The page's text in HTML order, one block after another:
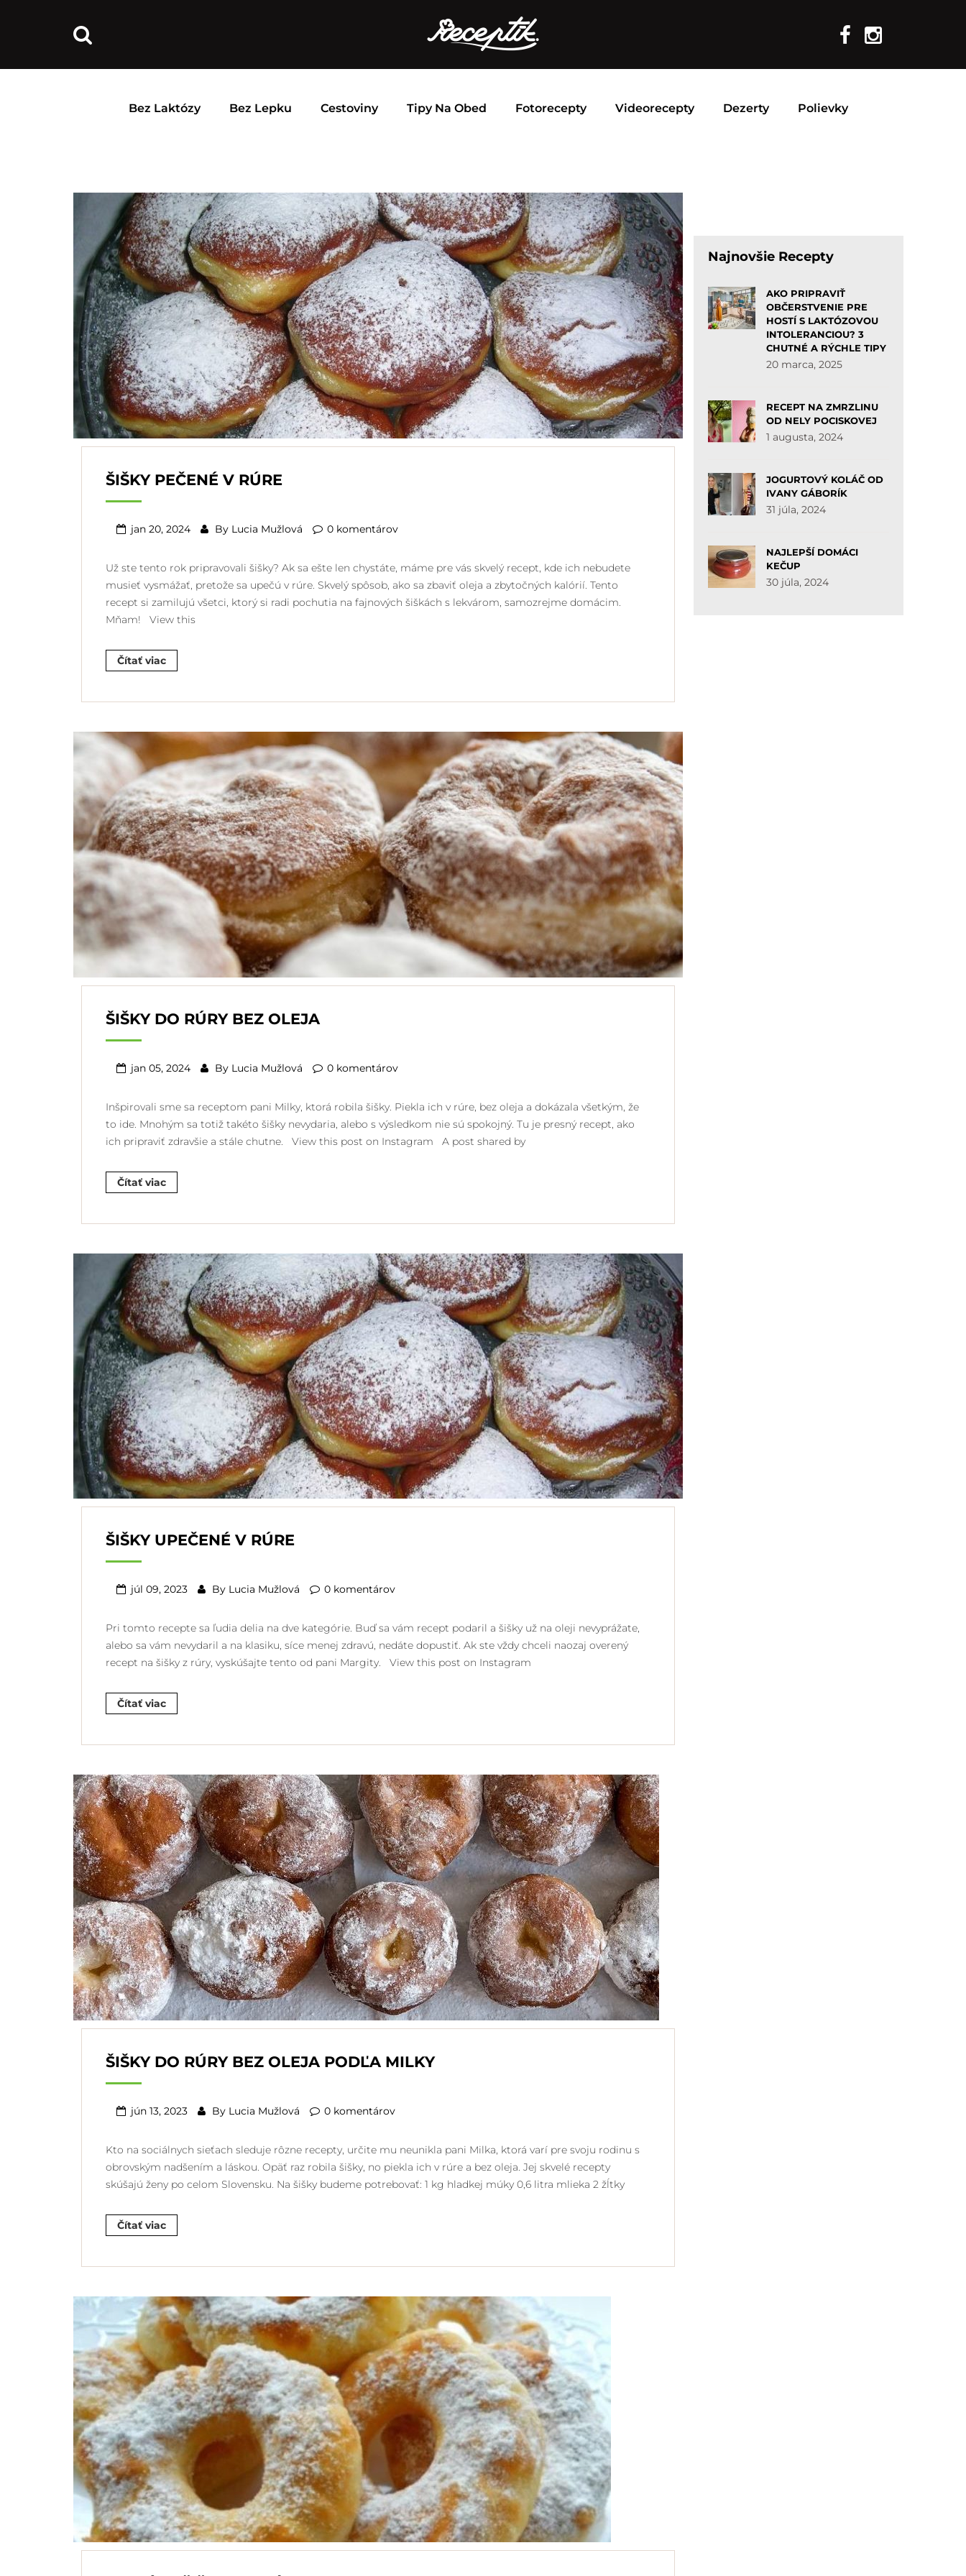
Bez Laktózy Bez Lepku Cestoviny Tipy Na Obed Fotorecepty Videorecepty Dezerty Polievky
ŠIŠKY PEČENÉ V RÚRE
jan 20, 2024 By Lucia Mužlová 0 komentárov
Už ste tento rok pripravovali šišky? Ak sa ešte len chystáte, máme pre vás skvelý recept, kde ich nebudete
musieť vysmážať, pretože sa upečú v rúre. Skvelý spôsob, ako sa zbaviť oleja a zbytočných kalórií. Tento
recept si zamilujú všetci, ktorý si radi pochutia na fajnových šiškách s lekvárom, samozrejme domácim.
Mňam! View this
Čítať viac
ŠIŠKY DO RÚRY BEZ OLEJA
jan 05, 2024 By Lucia Mužlová 0 komentárov
Inšpirovali sme sa receptom pani Milky, ktorá robila šišky. Piekla ich v rúre, bez oleja a dokázala všetkým, že
to ide. Mnohým sa totiž takéto šišky nevydaria, alebo s výsledkom nie sú spokojný. Tu je presný recept, ako
ich pripraviť zdravšie a stále chutne. View this post on Instagram A post shared by
Čítať viac
ŠIŠKY UPEČENÉ V RÚRE
júl 09, 2023 By Lucia Mužlová 0 komentárov
Pri tomto recepte sa ľudia delia na dve kategórie. Buď sa vám recept podaril a šišky už na oleji nevyprážate,
alebo sa vám nevydaril a na klasiku, síce menej zdravú, nedáte dopustiť. Ak ste vždy chceli naozaj overený
recept na šišky z rúry, vyskúšajte tento od pani Margity. View this post on Instagram
Čítať viac
ŠIŠKY DO RÚRY BEZ OLEJA PODĽA MILKY
jún 13, 2023 By Lucia Mužlová 0 komentárov
Kto na sociálnych sieťach sleduje rôzne recepty, určite mu neunikla pani Milka, ktorá varí pre svoju rodinu s
obrovským nadšením a láskou. Opäť raz robila šišky, no piekla ich v rúre a bez oleja. Jej skvelé recepty
skúšajú ženy po celom Slovensku. Na šišky budeme potrebovať: 1 kg hladkej múky 0,6 litra mlieka 2 žĺtky
Čítať viac
Najnovšie Recepty
AKO PRIPRAVIŤ
OBČERSTVENIE PRE
HOSTÍ S LAKTÓZOVOU
INTOLERANCIOU? 3
CHUTNÉ A RÝCHLE TIPY
20 marca, 2025
RECEPT NA ZMRZLINU
OD NELY POCISKOVEJ
1 augusta, 2024
JOGURTOVÝ KOLÁČ OD
IVANY GÁBORÍK
31 júla, 2024
NAJLEPŠÍ DOMÁCI
KEČUP
30 júla, 2024